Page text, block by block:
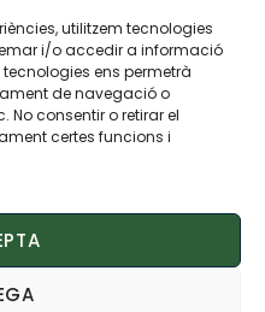
utilitzem tecnologies
i/o accedir a informació
ens permetrà
de navegació o
consentir o retirar el
certes funcions i